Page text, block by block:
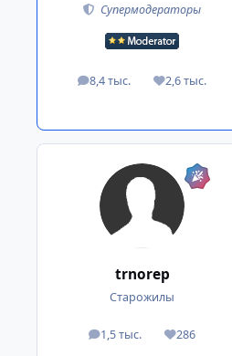
Супермодераторы
8,4 тыс.
посты 2,6 тыс.
Репутация
trnorep
Старожилы
1,5 тыс.
посты 286
Репутация